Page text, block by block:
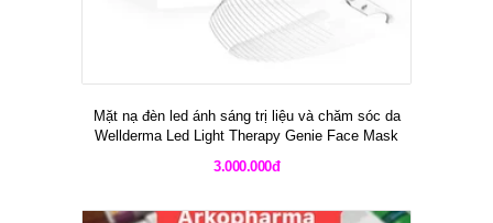
Mặt nạ đèn led ánh sáng trị liệu và chăm sóc da
Wellderma Led Light Therapy Genie Face Mask
3.000.000đ